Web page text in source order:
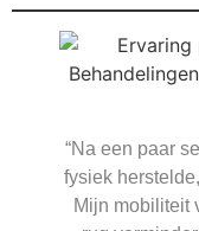
“Na een paar
fysiek
Mijn mobiliteit